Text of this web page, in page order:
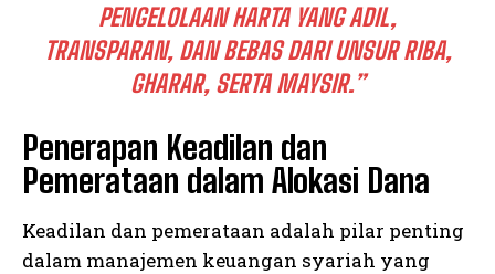
I WANT IN
I've read and accept the Privacy Policy.
PENGELOLAAN HARTA YANG ADIL,
TRANSPARAN, DAN BEBAS DARI UNSUR RIBA,
GHARAR, SERTA MAYSIR.”
Penerapan Keadilan dan
Pemerataan dalam Alokasi Dana
Keadilan dan pemerataan adalah pilar penting
dalam manajemen keuangan syariah yang